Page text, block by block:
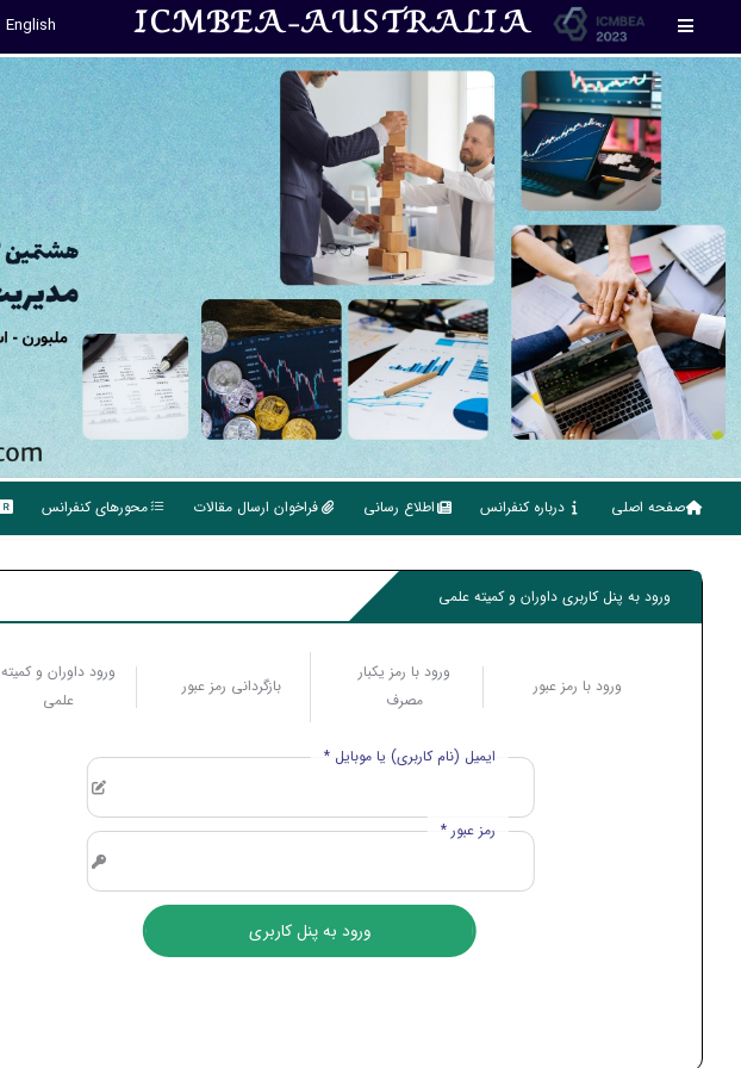
ICMBEA-AUSTRALIA
English
صفحه اصلی درباره کنفرانس اطلاع رسانی فراخوان ارسال مقالات محورهای کنفرانس
ورود به پنل کاربری داوران و کمیته علمی
ورود با رمز عبور
ورود با رمز یکبار
مصرف
بازگردانی رمز عبور
ورود داوران و کمیته
علمی
ایمیل (نام کاربری) یا موبایل *
رمز عبور *